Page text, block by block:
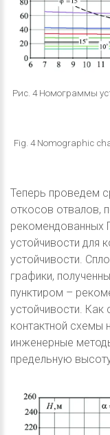
Рис. 4 Номограммы
Fig. 4 Nomographic
Теперь проведем
откосов отвалов,
рекомендованных
устойчивости для
устойчивости.
графики,
пунктиром –
устойчивости. Как
контактной схемы
инженерные
предельную